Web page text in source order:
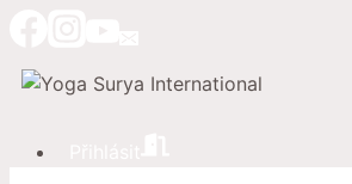
obsah